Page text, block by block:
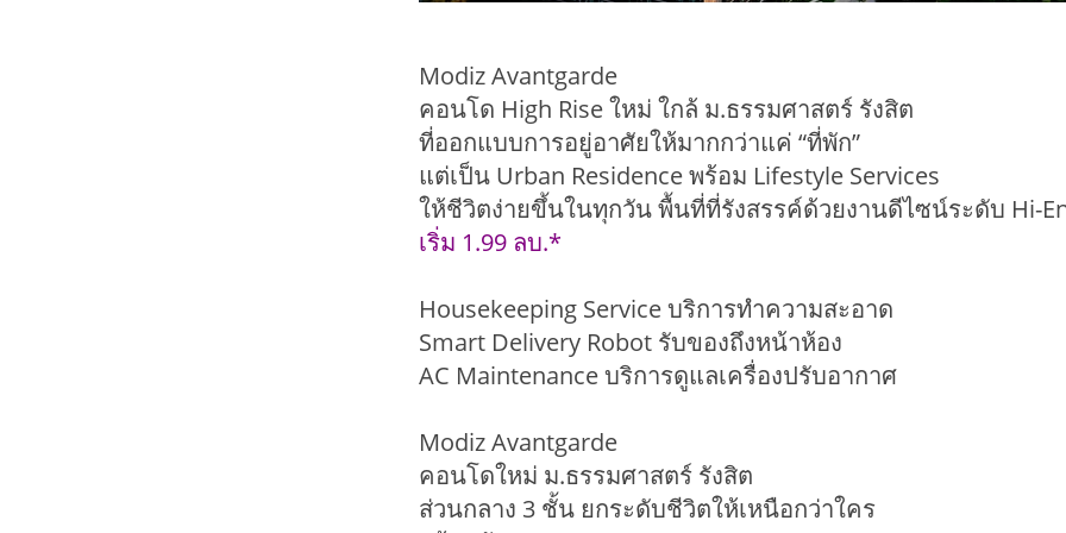
Modiz Avantgarde
คอนโด High Rise ใหม่ ใกล้ ม.ธรรมศาสตร์ รังสิต
ที่ออกแบบการอยู่อาศัยให้มากกว่าแค่ “ที่พัก”
แต่เป็น Urban Residence พร้อม Lifestyle Services
ให้ชีวิตง่ายขึ้นในทุกวัน พื้นที่ที่รังสรรค์ด้วยงานดีไซน์ระดับ Hi-
เริ่ม 1.99 ลบ.*
Housekeeping Service บริการทำความสะอาด
Smart Delivery Robot รับของถึงหน้าห้อง
AC Maintenance บริการดูแลเครื่องปรับอากาศ
Modiz Avantgarde
คอนโดใหม่ ม.ธรรมศาสตร์ รังสิต
ส่วนกลาง 3 ชั้น ยกระดับชีวิตให้เหนือกว่าใคร